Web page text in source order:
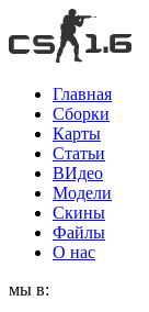
Главная
Сборки
Карты
Статьи
ВИдео
Модели
Скины
Файлы
О нас
мы в: